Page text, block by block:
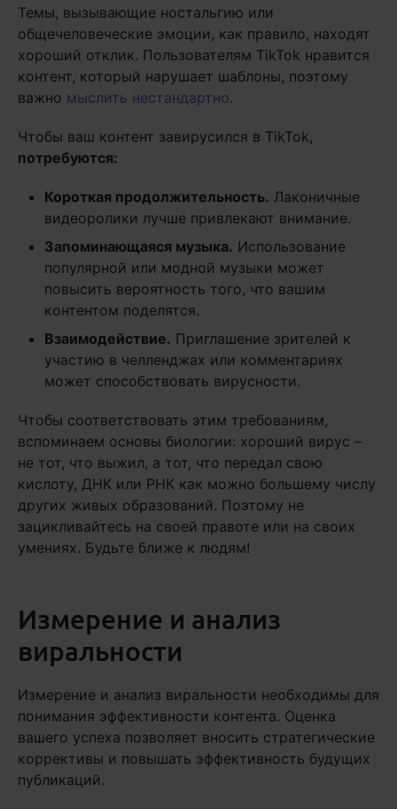
Темы, вызывающие ностальгию или
общечеловеческие эмоции, как правило, находят
хороший отклик. Пользователям TikTok нравится
контент, который нарушает шаблоны, поэтому
важно мыслить нестандартно.
Чтобы ваш контент завирусился в TikTok,
потребуются:
Короткая продолжительность. Лаконичные
видеоролики лучше привлекают внимание.
Запоминающаяся музыка. Использование
популярной или модной музыки может
повысить вероятность того, что вашим
контентом поделятся.
Взаимодействие. Приглашение зрителей к
участию в челленджах или комментариях
может способствовать вирусности.
Чтобы соответствовать этим требованиям,
вспоминаем основы биологии: хороший вирус –
не тот, что выжил, а тот, что передал свою
кислоту, ДНК или РНК как можно большему числу
других живых образований. Поэтому не
зацикливайтесь на своей правоте или на своих
умениях. Будьте ближе к людям!
Измерение и анализ
виральности
Измерение и анализ виральности необходимы для
понимания эффективности контента. Оценка
вашего успеха позволяет вносить стратегические
коррективы и повышать эффективность будущих
публикаций.